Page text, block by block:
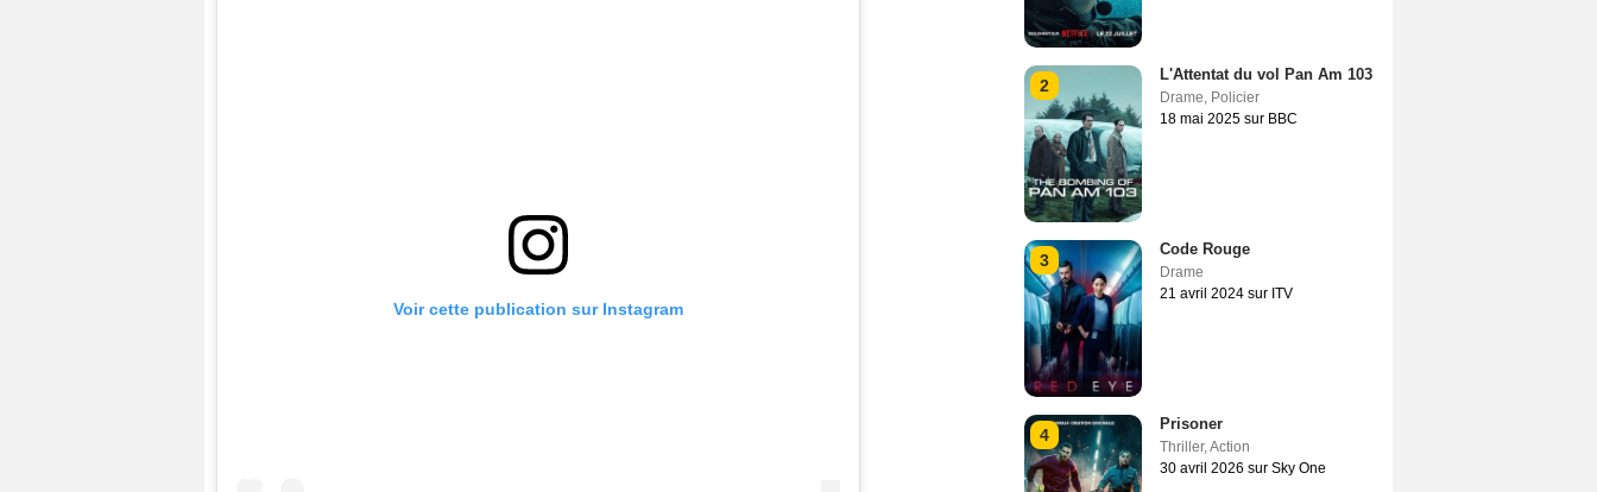
Voir cette publication sur Instagram
2
L'Attentat du vol Pan Am 103
Drame Policier
18 mai 2025 sur BBC
3
Code Rouge
Drame
21 avril 2024 sur ITV
4
Prisoner
Thriller, Action
30 avril 2026 sur Sky One